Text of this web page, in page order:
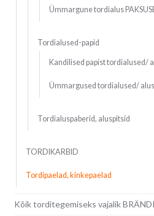
Ümmargune tordialus
Tordialused-papid
Kandilised papist tordialused/
Ümmargused tordialused/
Tordialuspaberid, aluspitsid
TORDIKARBID
Tordipaelad, kinkepaelad
Kõik torditegemiseks vajalik